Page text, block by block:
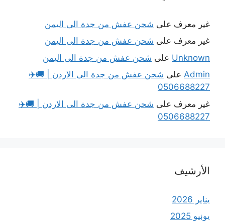
معرفعلى شحن عفش من جدة الى اليمن
معرفعلى شحن عفش من جدة الى اليمن
على شحن عفش من جدة الى اليمن
على شحن عفش من جدة الى الاردن | 🚚✈️
معرفعلى شحن عفش من جدة الى الاردن | 🚚✈️
2025